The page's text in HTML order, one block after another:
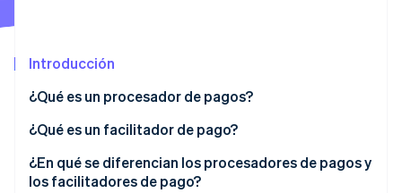
Verificación de identidad en línea
Stripe Sessions 2026
Descubre cómo Stripe está construyendo la
Introducción
¿Qué es un procesador de pagos?
¿Qué es un facilitador de pago?
¿En qué se diferencian los procesadores de pagos y
los facilitadores de pago?